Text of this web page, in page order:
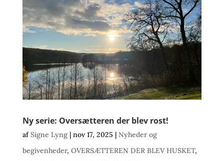
Ny serie: Oversætteren der blev rost!
afSigne Lyng| nov 17, 2025 | Nyheder og
begivenheder, OVERSÆTTEREN DER BLEV HUSKET,